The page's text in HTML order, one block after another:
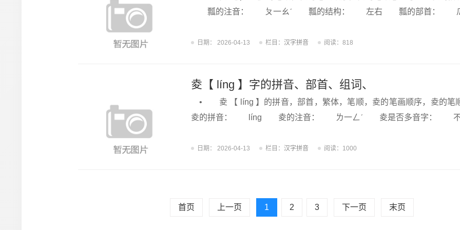
瓢的注音： ㄆ一ㄠˊ 瓢的结构： 左右 瓢的部首：
日期： 2026-04-13 栏目： 汉字拼音 阅读：818
夌【 líng 】字的拼音、部首、组词、
• 夌 【 líng 】的拼音，部首，繁体，笔顺，夌的笔画顺序，夌的
夌的拼音： líng 夌的注音： ㄌ一ㄥˊ 夌是否多音字：
日期： 2026-04-13 栏目： 汉字拼音 阅读：1000
首页 上一页 1 2 3 下一页 末页